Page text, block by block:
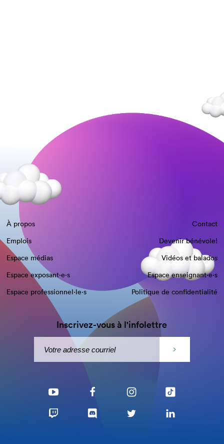
À propos
Contact
Emplois
Devenir bénévole!
Espace médias
Vidéos et balados
Espace exposant·e⋅s
Espace enseignant·e⋅s
Espace professionnel·le⋅s
Politique de confidentialité
Inscrivez-vous à l'infolettre